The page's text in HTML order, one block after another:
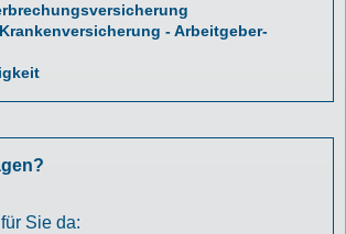
- Arbeitgeber-
Sie da: